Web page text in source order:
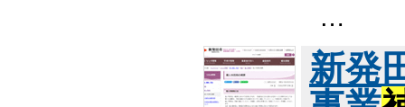
…
新発